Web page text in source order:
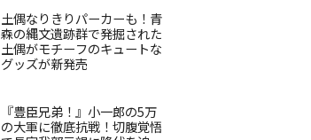
土偶なりきりパーカーも！青
森の縄文遺跡群で発掘された
土偶がモチーフのキュートな
グッズが新発売
『豊臣兄弟！』小一郎の5万
の大軍に徹底抗戦！切腹覚悟